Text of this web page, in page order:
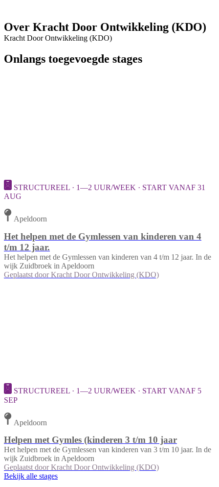
Over Kracht Door Ontwikkeling (KDO)
Kracht Door Ontwikkeling (KDO)
Onlangs toegevoegde stages
STRUCTUREEL · 1—2 UUR/WEEK · START VANAF 31
AUG
Apeldoorn
Het helpen met de Gymlessen van kinderen van 4
t/m 12 jaar.
Het helpen met de Gymlessen van kinderen van 4 t/m 12 jaar. In de
wijk Zuidbroek in Apeldoorn
Geplaatst door Kracht Door Ontwikkeling (KDO)
STRUCTUREEL · 1—2 UUR/WEEK · START VANAF 5
SEP
Apeldoorn
Helpen met Gymles (kinderen 3 t/m 10 jaar
Het helpen met de Gymlessen van kinderen van 3 t/m 10 jaar. In de
wijk Zuidbroek in Apeldoorn
Geplaatst door Kracht Door Ontwikkeling (KDO)
Bekijk alle stages